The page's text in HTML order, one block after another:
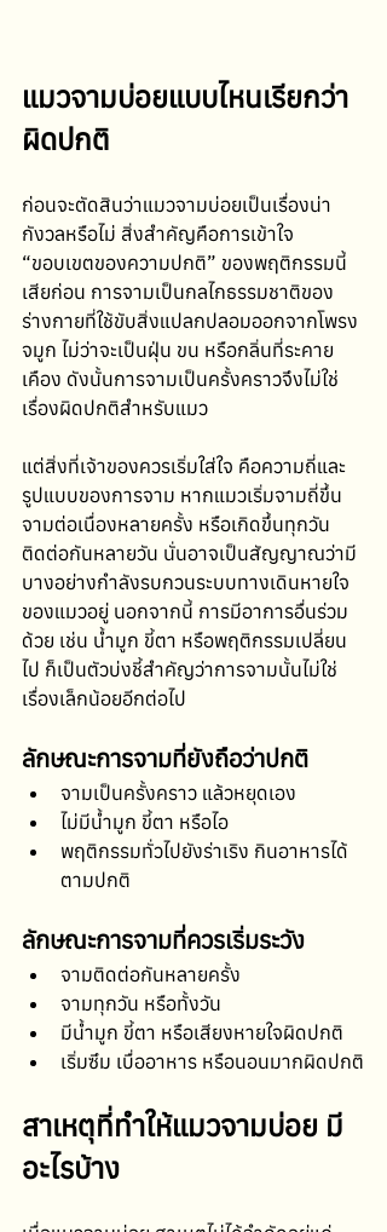
แมวจามบ่อยแบบไหนเรียกว่า
ผิดปกติ
ก่อนจะตัดสินว่าแมวจามบ่อยเป็นเรื่องน่า
กังวลหรือไม่ สิ่งสำคัญคือการเข้าใจ
“ขอบเขตของความปกติ” ของพฤติกรรมนี้
เสียก่อน การจามเป็นกลไกธรรมชาติของ
ร่างกายที่ใช้ขับสิ่งแปลกปลอมออกจากโพรง
จมูก ไม่ว่าจะเป็นฝุ่น ขน หรือกลิ่นที่ระคาย
เคือง ดังนั้นการจามเป็นครั้งคราวจึงไม่ใช่
เรื่องผิดปกติสำหรับแมว
แต่สิ่งที่เจ้าของควรเริ่มใส่ใจ คือความถี่และ
รูปแบบของการจาม หากแมวเริ่มจามถี่ขึ้น
จามต่อเนื่องหลายครั้ง หรือเกิดขึ้นทุกวัน
ติดต่อกันหลายวัน นั่นอาจเป็นสัญญาณว่ามี
บางอย่างกำลังรบกวนระบบทางเดินหายใจ
ของแมวอยู่ นอกจากนี้ การมีอาการอื่นร่วม
ด้วย เช่น น้ำมูก ขี้ตา หรือพฤติกรรมเปลี่ยน
ไป ก็เป็นตัวบ่งชี้สำคัญว่าการจามนั้นไม่ใช่
เรื่องเล็กน้อยอีกต่อไป
ลักษณะการจามที่ยังถือว่าปกติ
จามเป็นครั้งคราว แล้วหยุดเอง
ไม่มีน้ำมูก ขี้ตา หรือไอ
พฤติกรรมทั่วไปยังร่าเริง กินอาหารได้
ตามปกติ
ลักษณะการจามที่ควรเริ่มระวัง
จามติดต่อกันหลายครั้ง
จามทุกวัน หรือทั้งวัน
มีน้ำมูก ขี้ตา หรือเสียงหายใจผิดปกติ
เริ่มซึม เบื่ออาหาร หรือนอนมากผิดปกติ
สาเหตุที่ทำให้แมวจามบ่อย มี
อะไรบ้าง